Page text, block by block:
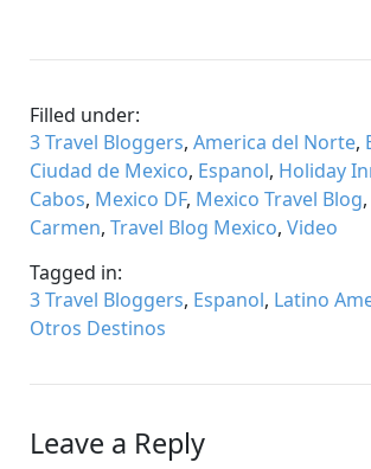
Filled under:
3 Travel Bloggers, America del Norte,
Ciudad de Mexico, Espanol, Holiday
Cabos, Mexico DF, Mexico Travel Blog,
Carmen, Travel Blog Mexico, Video
Tagged in:
3 Travel Bloggers, Espanol, Latino
Otros Destinos
Leave a Reply